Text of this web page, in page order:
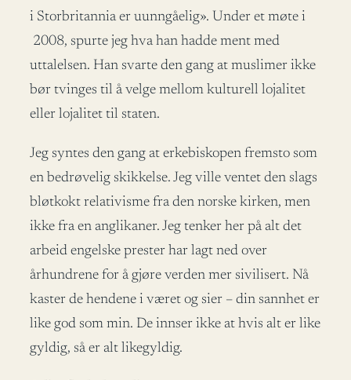
i Storbritannia er uunngåelig». Under et møte i
2008, spurte jeg hva han hadde ment med
uttalelsen. Han svarte den gang at muslimer ikke
bør tvinges til å velge mellom kulturell lojalitet
eller lojalitet til staten.
Jeg syntes den gang at erkebiskopen fremsto som
en bedrøvelig skikkelse. Jeg ville ventet den slags
bløtkokt relativisme fra den norske kirken, men
ikke fra en anglikaner. Jeg tenker her på alt det
arbeid engelske prester har lagt ned over
århundrene for å gjøre verden mer sivilisert. Nå
kaster de hendene i været og sier – din sannhet er
like god som min. De innser ikke at hvis alt er like
gyldig, så er alt likegyldig.